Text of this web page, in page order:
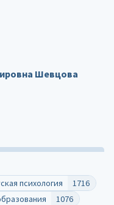
психология
1716
1076
Шевцова